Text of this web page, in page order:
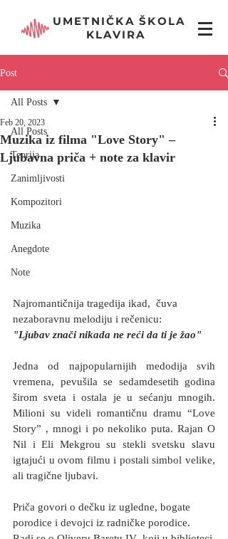
UMETNIČKA ŠKOLA
KLAVIRA
Post
All Posts
Teorija
Zanimljivosti
Kompozitori
Muzika
Anegdote
Note
All Posts
Muzika iz filma "Love Story" –
Ljubavna priča + note za klavir
Feb 20, 2023
Najromantičnija tragedija ikad,  čuva
nezaboravnu melodiju i rečenicu:
"Ljubav znači nikada ne reći da ti je žao"
Jedna od najpopularnijih medodija svih
vremena, pevušila se sedamdesetih godina
širom sveta i ostala je u sećanju mnogih.
Milioni su videli romantičnu dramu “Love
Story” , mnogi i po nekoliko puta. Rajan O
Nil i Eli Mekgrou su stekli svetsku slavu
igtajući u ovom filmu i postali simbol velike,
ali tragične ljubavi.
Priča govori o dečku iz ugledne, bogate
porodice i devojci iz radničke porodice.